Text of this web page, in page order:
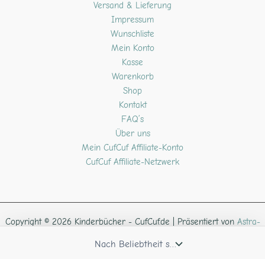
Versand & Lieferung
Impressum
Wunschliste
Mein Konto
Kasse
Warenkorb
Shop
Kontakt
FAQ’s
Über uns
Mein CufCuf Affiliate-Konto
CufCuf Affiliate-Netzwerk
Copyright © 2026 Kinderbücher - CufCuf.de | Präsentiert von Astra-